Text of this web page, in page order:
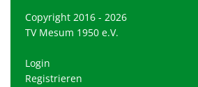
Copyright 2016 - 2026
TV Mesum 1950 e.V.
Login
Registrieren